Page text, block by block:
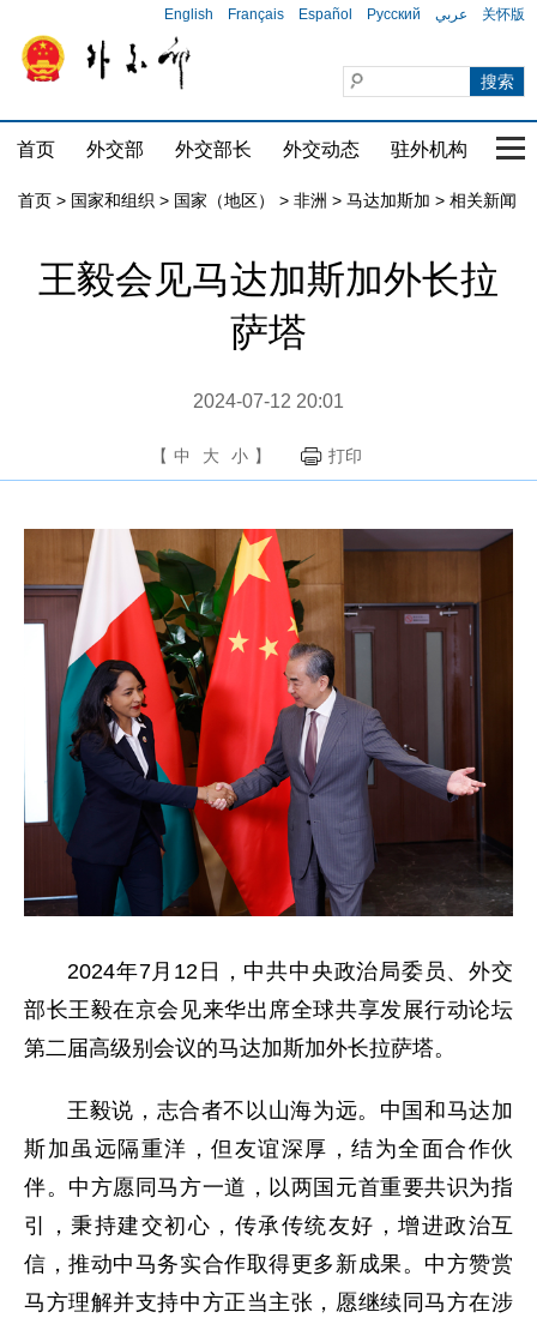
English Français Español Русский عربي 关怀版
首页 外交部 外交部长 外交动态 驻外机构 国
首页 > 国家和组织 > 国家（地区） > 非洲 > 马达加斯加 > 相关新闻
王毅会见马达加斯加外长拉
萨塔
2024-07-12 20:01
【 中 大 小 】 打印
2024年7月12日，中共中央政治局委员、外交
部长王毅在京会见来华出席全球共享发展行动论坛
第二届高级别会议的马达加斯加外长拉萨塔。
王毅说，志合者不以山海为远。中国和马达加
斯加虽远隔重洋，但友谊深厚，结为全面合作伙
伴。中方愿同马方一道，以两国元首重要共识为指
引，秉持建交初心，传承传统友好，增进政治互
信，推动中马务实合作取得更多新成果。中方赞赏
马方理解并支持中方正当主张，愿继续同马方在涉